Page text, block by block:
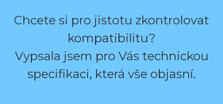
Chcete si pro jistotu zkontrolovat
kompatibilitu?
Vypsala jsem pro Vás technickou
specifikaci, která vše objasní.